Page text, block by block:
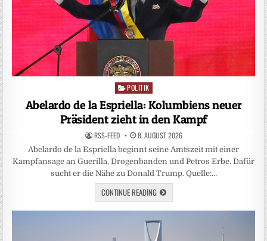
Posted
POLITIK
Abelardo de la Espriella: Kolumbiens neuer
Präsident zieht in den Kampf
RSS-FEED 8. AUGUST 2026
Abelardo de la Espriella beginnt seine Amtszeit mit einer
Kampfansage an Guerilla, Drogenbanden und Petros Erbe. Dafür
sucht er die Nähe zu Donald Trump. Quelle:…
CONTINUE READING